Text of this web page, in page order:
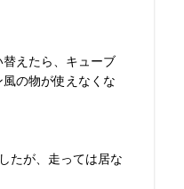
えたら、キューブ
の物が使えなくな
たが、走っては居な